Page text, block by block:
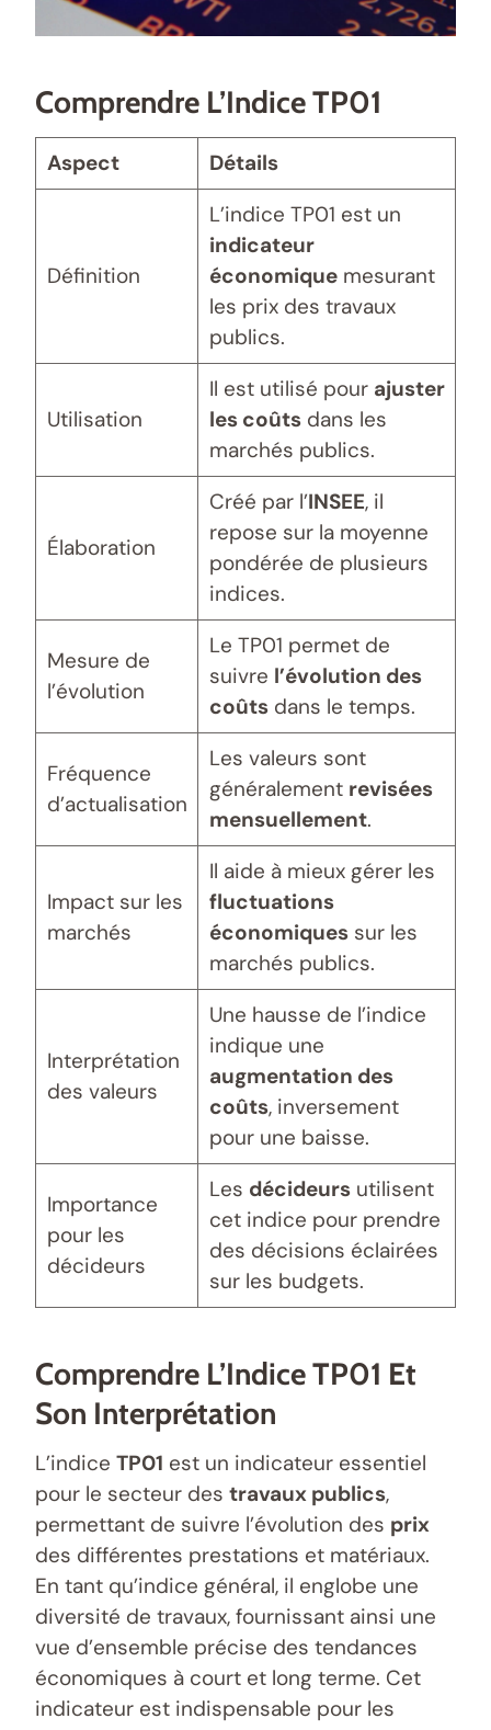
Comprendre L’Indice TP01
Aspect Détails
Définition
L’indice TP01 est un
indicateur
économiquemesurant
les prix des travaux
publics.
Utilisation
Il est utilisé pour ajuster
les coûtsdans les
marchés publics.
Élaboration
Créé par l’INSEE, il
repose sur la moyenne
pondérée de plusieurs
indices.
Mesure de
l’évolution
Le TP01 permet de
suivre l’évolution des
coûtsdans le temps.
Fréquence
d’actualisation
Les valeurs sont
généralement revisées
mensuellement.
Impact sur les
marchés
Il aide à mieux gérer les
fluctuations
économiquessur les
marchés publics.
Interprétation
des valeurs
Une hausse de l’indice
indique une
augmentation des
coûts, inversement
pour une baisse.
Importance
pour les
décideurs
Les décideursutilisent
cet indice pour prendre
des décisions éclairées
sur les budgets.
Comprendre L’Indice TP01 Et
Son Interprétation
L’indice TP01 est un indicateur essentiel
pour le secteur des travaux publics,
permettant de suivre l’évolution des prix
des différentes prestations et matériaux.
En tant qu’indice général, il englobe une
diversité de travaux, fournissant ainsi une
vue d’ensemble précise des tendances
économiques à court et long terme. Cet
indicateur est indispensable pour les